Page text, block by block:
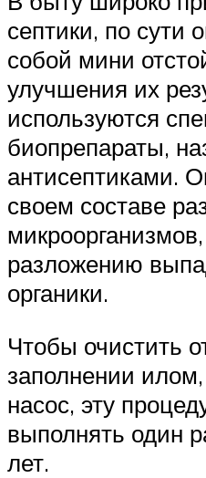
септики, по сути
собой мини
улучшения их
используются
биопрепараты,
антисептиками.
своем составе
разложению
органики.
Чтобы очистить
заполнении
насос, эту
выполнять один
лет.